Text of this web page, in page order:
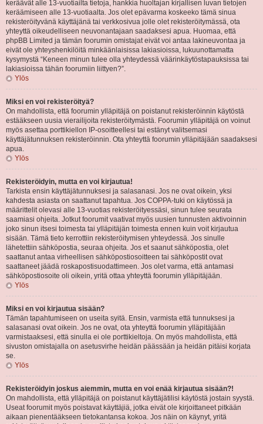
keräävät alle 13-vuotiailta tietoja, hankkia huoltajan kirjallisen luvan tietojen
keräämiseen alle 13-vuotiaalta. Jos olet epävarma koskeeko tämä sinua
rekisteröityvänä käyttäjänä tai verkkosivua jolle olet rekisteröitymässä, ota
yhteyttä oikeudelliseen neuvonantajaan saadaksesi apua. Huomaa, että
phpBB Limited ja tämän foorumin omistajat eivät voi antaa lakineuvontaa ja
eivät ole yhteyshenkilöitä minkäänlaisissa lakiasioissa, lukuunottamatta
kysymystä “Keneen minun tulee olla yhteydessä väärinkäytöstapauksissa tai
lakiasioissa tähän foorumiin liittyen?”.
Ylös
Miksi en voi rekisteröityä?
On mahdollista, että foorumin ylläpitäjä on poistanut rekisteröinnin käytöstä
estääkseen uusia vierailijoita rekisteröitymästä. Foorumin ylläpitäjä on voinut
myös asettaa porttikiellon IP-osoitteellesi tai estänyt valitsemasi
käyttäjätunnuksen rekisteröinnin. Ota yhteyttä foorumin ylläpitäjään saadaksesi
apua.
Ylös
Rekisteröidyin, mutta en voi kirjautua!
Tarkista ensin käyttäjätunnuksesi ja salasanasi. Jos ne ovat oikein, yksi
kahdesta asiasta on saattanut tapahtua. Jos COPPA-tuki on käytössä ja
määrittelit olevasi alle 13-vuotias rekisteröityessäsi, sinun tulee seurata
saamiasi ohjeita. Jotkut foorumit vaativat myös uusien tunnusten aktivoinnin
joko sinun itsesi toimesta tai ylläpitäjän toimesta ennen kuin voit kirjautua
sisään. Tämä tieto kerrottiin rekisteröitymisen yhteydessä. Jos sinulle
lähetettiin sähköpostia, seuraa ohjeita. Jos et saanut sähköpostia, olet
saattanut antaa virheellisen sähköpostiosoitteen tai sähköpostit ovat
saattaneet jäädä roskapostisuodattimeen. Jos olet varma, että antamasi
sähköpostiosoite oli oikein, yritä ottaa yhteyttä foorumin ylläpitäjään.
Ylös
Miksi en voi kirjautua sisään?
Tämän tapahtumiseen on useita syitä. Ensin, varmista että tunnuksesi ja
salasanasi ovat oikein. Jos ne ovat, ota yhteyttä foorumin ylläpitäjään
varmistaaksesi, että sinulla ei ole porttikieltoja. On myös mahdollista, että
sivuston omistajalla on asetusvirhe heidän päässään ja heidän pitäisi korjata
se.
Ylös
Rekisteröidyin joskus aiemmin, mutta en voi enää kirjautua sisään?!
On mahdollista, että ylläpitäjä on poistanut käyttäjätilisi käytöstä jostain syystä.
Useat foorumit myös poistavat käyttäjiä, jotka eivät ole kirjoittaneet pitkään
aikaan pienentääkseen tietokantansa kokoa. Jos näin on käynyt, yritä